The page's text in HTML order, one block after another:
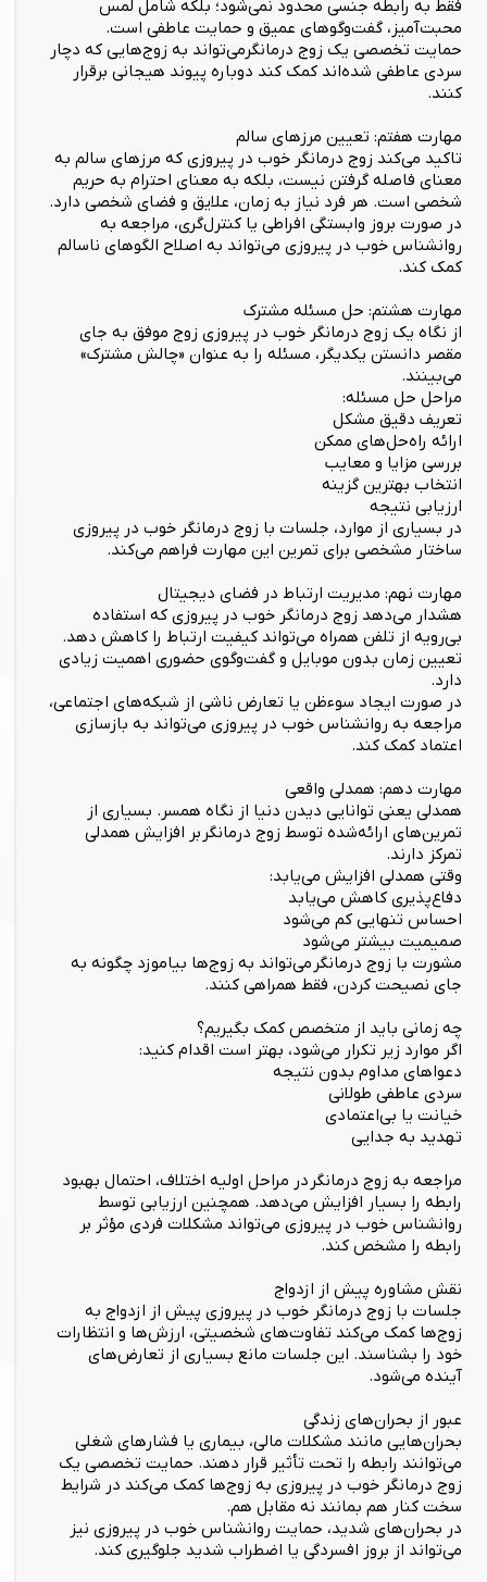
فقط به رابطه جنسی محدود نمی‌شود؛ بلکه شامل لمس
محبت‌آمیز، گفت‌وگوهای عمیق و حمایت عاطفی است.
حمایت تخصصی یک زوج درمانگرمی‌تواند به زوج‌هایی که دچار
سردی عاطفی شده‌اند کمک کند دوباره پیوند هیجانی برقرار
کنند.
مهارت هفتم: تعیین مرزهای سالم
تاکید می‌کند زوج درمانگر خوب در پیروزی که مرزهای سالم به
معنای فاصله گرفتن نیست، بلکه به معنای احترام به حریم
شخصی است. هر فرد نیاز به زمان، علایق و فضای شخصی دارد.
در صورت بروز وابستگی افراطی یا کنترل‌گری، مراجعه به
روانشناس خوب در پیروزی می‌تواند به اصلاح الگوهای ناسالم
کمک کند.
مهارت هشتم: حل مسئله مشترک
از نگاه یک زوج درمانگر خوب در پیروزی زوج موفق به جای
مقصر دانستن یکدیگر، مسئله را به عنوان «چالش مشترک»
می‌بینند.
مراحل حل مسئله:
تعریف دقیق مشکل
ارائه راه‌حل‌های ممکن
بررسی مزایا و معایب
انتخاب بهترین گزینه
ارزیابی نتیجه
در بسیاری از موارد، جلسات با زوج درمانگر خوب در پیروزی
ساختار مشخصی برای تمرین این مهارت فراهم می‌کند.
مهارت نهم: مدیریت ارتباط در فضای دیجیتال
هشدار می‌دهد زوج درمانگر خوب در پیروزی که استفاده
بی‌رویه از تلفن همراه می‌تواند کیفیت ارتباط را کاهش دهد.
تعیین زمان بدون موبایل و گفت‌وگوی حضوری اهمیت زیادی
دارد.
در صورت ایجاد سوءظن یا تعارض ناشی از شبکه‌های اجتماعی،
مراجعه به روانشناس خوب در پیروزی می‌تواند به بازسازی
اعتماد کمک کند.
مهارت دهم: همدلی واقعی
همدلی یعنی توانایی دیدن دنیا از نگاه همسر. بسیاری از
تمرین‌های ارائه‌شده توسط زوج درمانگر بر افزایش همدلی
تمرکز دارند.
وقتی همدلی افزایش می‌یابد:
دفاع‌پذیری کاهش می‌یابد
احساس تنهایی کم می‌شود
صمیمیت بیشتر می‌شود
مشورت با زوج درمانگر می‌تواند به زوج‌ها بیاموزد چگونه به
جای نصیحت کردن، فقط همراهی کنند.
چه زمانی باید از متخصص کمک بگیریم؟
اگر موارد زیر تکرار می‌شود، بهتر است اقدام کنید:
دعواهای مداوم بدون نتیجه
سردی عاطفی طولانی
خیانت یا بی‌اعتمادی
تهدید به جدایی
مراجعه به زوج درمانگر در مراحل اولیه اختلاف، احتمال بهبود
رابطه را بسیار افزایش می‌دهد. همچنین ارزیابی توسط
روانشناس خوب در پیروزی می‌تواند مشکلات فردی مؤثر بر
رابطه را مشخص کند.
نقش مشاوره پیش از ازدواج
جلسات با زوج درمانگر خوب در پیروزی پیش از ازدواج به
زوج‌ها کمک می‌کند تفاوت‌های شخصیتی، ارزش‌ها و انتظارات
خود را بشناسند. این جلسات مانع بسیاری از تعارض‌های
آینده می‌شود.
عبور از بحران‌های زندگی
بحران‌هایی مانند مشکلات مالی، بیماری یا فشارهای شغلی
می‌توانند رابطه را تحت تأثیر قرار دهند. حمایت تخصصی یک
زوج درمانگر خوب در پیروزی به زوج‌ها کمک می‌کند در شرایط
سخت کنار هم بمانند نه مقابل هم.
در بحران‌های شدید، حمایت روانشناس خوب در پیروزی نیز
می‌تواند از بروز افسردگی یا اضطراب شدید جلوگیری کند.